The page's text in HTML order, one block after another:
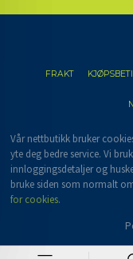
FRAKT
Vår nettbutikk bruker
yte deg bedre service. Vi
innloggingsdetaljer og
bruke siden som normalt
for cookies.